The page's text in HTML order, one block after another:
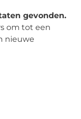
gevonden.
om tot een
nieuwe